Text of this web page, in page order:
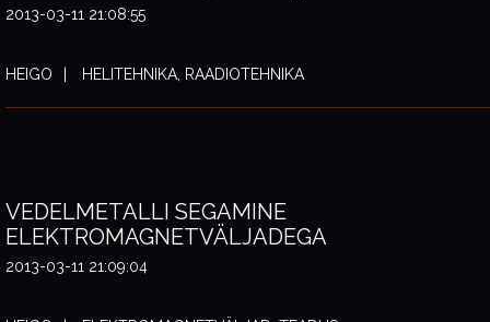
2013-03-11 21:08:55
HEIGO HELITEHNIKA, RAADIOTEHNIKA
VEDELMETALLI SEGAMINE
ELEKTROMAGNETVÄLJADEGA
2013-03-11 21:09:04